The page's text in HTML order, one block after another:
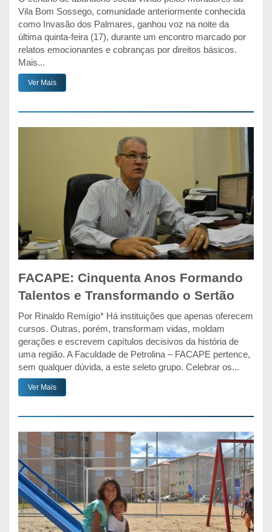
Vila Bom Sossego, comunidade anteriormente conhecida
como Invasão dos Palmares, ganhou voz na noite da
última quinta-feira (17), durante um encontro marcado por
relatos emocionantes e cobranças por direitos básicos.
Mais...
Ver Mais
FACAPE: Cinquenta Anos Formando
Talentos e Transformando o Sertão
Por Rinaldo Remígio* Há instituições que apenas oferecem
cursos. Outras, porém, transformam vidas, moldam
gerações e escrevem capítulos decisivos da história de
uma região. A Faculdade de Petrolina – FACAPE pertence,
sem qualquer dúvida, a este seleto grupo. Celebrar os...
Ver Mais